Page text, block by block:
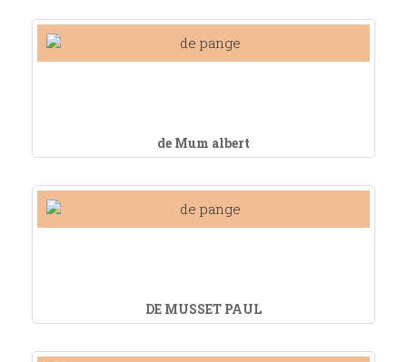
de Mum albert
DE MUSSET PAUL